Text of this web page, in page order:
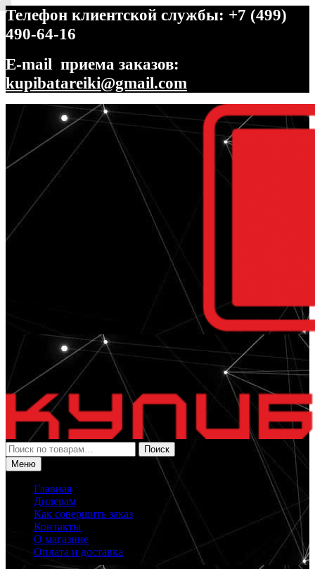
Телефон клиентской службы: +7 (499)
490-64-16
E-mail приема заказов:
kupibatareiki@gmail.com
Перейти
навигации
Перейти
содержимому
Искать:
Поиск
Меню
Главная
Дилерам
Как совершить заказ
Контакты
О магазине
Оплата и доставка